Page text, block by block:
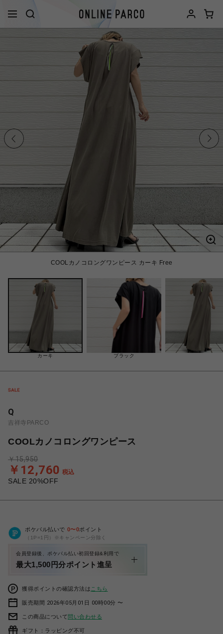
COOLカノコロングワンピース カーキ Free
カーキ ブラック
Q
吉祥寺PARCO
COOLカノコロングワンピース
SALE 20%OFF
￥12,760 税込
￥15,950
ポケパル払いで 0〜0ポイント
（1P=1円）※キャンペーン分除く
会員登録後、ポケパル払い初回登録&利用で
最大1,500円分ポイント進呈
獲得ポイントの確認方法は こちら
販売期間 2026年05月01日 00時00分 〜
この商品について問い合わせる
ギフト：ラッピング不可